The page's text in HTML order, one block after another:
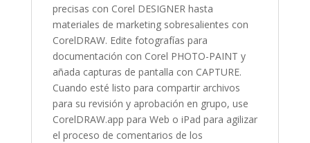
precisas con Corel DESIGNER hasta
materiales de marketing sobresalientes con
CorelDRAW. Edite fotografías para
documentación con Corel PHOTO-PAINT y
añada capturas de pantalla con CAPTURE.
Cuando esté listo para compartir archivos
para su revisión y aprobación en grupo, use
CorelDRAW.app para Web o iPad para agilizar
el proceso de comentarios de los